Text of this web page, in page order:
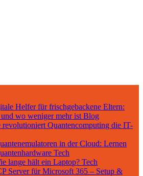
Helfer für frischgebackene Eltern:
wo weniger mehr ist Blog
revolutioniert Quantencomputing die IT-
in der Cloud: Lernen
Tech
lange hält ein Laptop? Tech
Server für Microsoft 365 – Setup &